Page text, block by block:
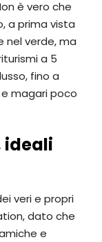
è vero che
a prima vista
nel verde, ma
a 5
fino a
magari poco
ideali
veri e propri
dato che
e